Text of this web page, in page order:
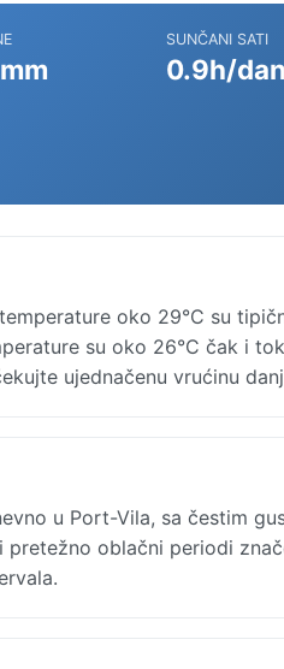
SUNČANI SATI
0.9h/dan
oko 29°C su
su oko 26°C čak i
ujednačenu vrućinu
u Port-Vila, sa čestim
oblačni periodi